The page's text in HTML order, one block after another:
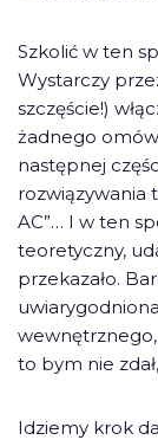
Szkolić w ten
Wystarczy
szczęście!)
żadnego
następnej
rozwiązywania
AC”… I w ten
teoretyczny,
przekazało.
wewnętrznego,
to bym nie
Idziemy krok